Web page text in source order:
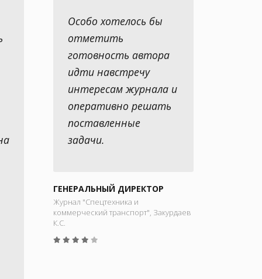
Особо хотелось бы
отметить
готовность автора
идти навстречу
интересам журнала и
оперативно решать
поставленные
задачи.
ГЕНЕРАЛЬНЫЙ ДИРЕКТОР
Журнал "Спецтехника и
коммерческий транспорт", Закурдаев
К.С.